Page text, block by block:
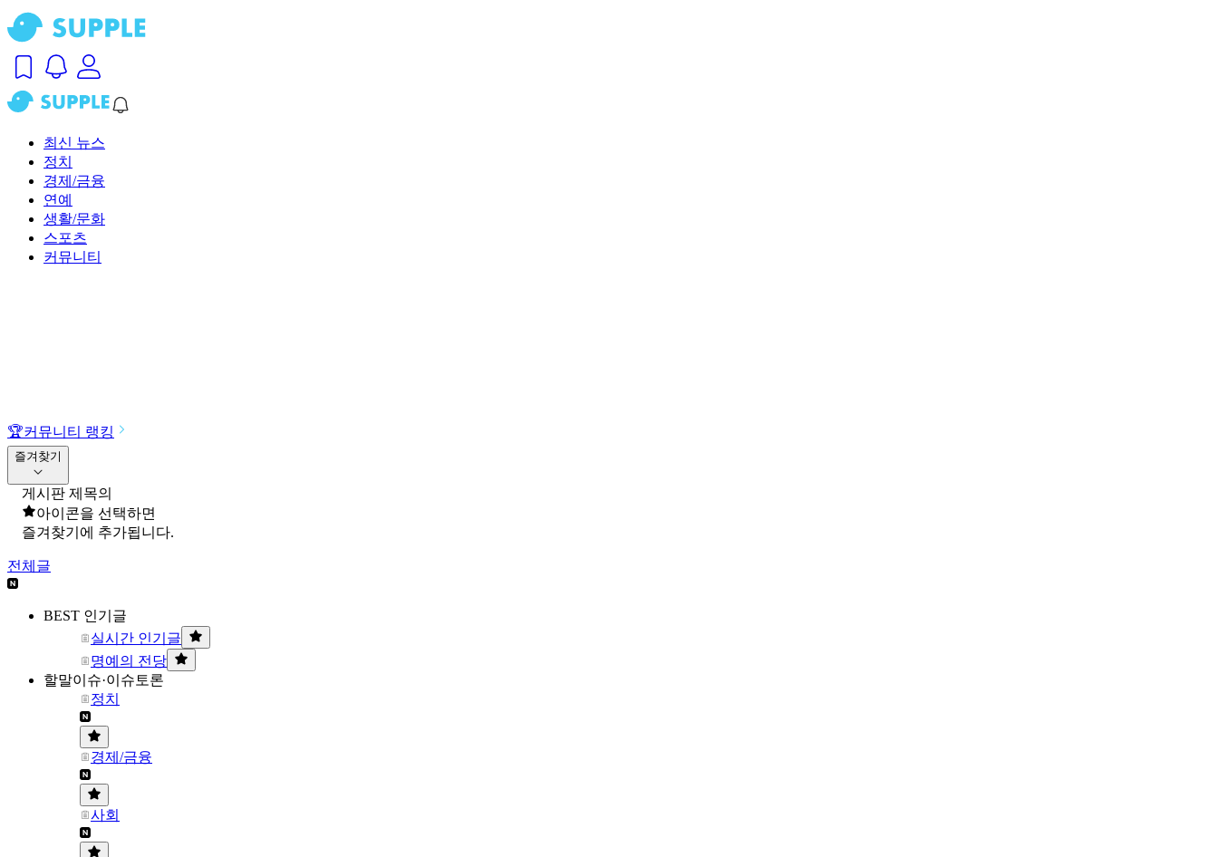
최신 뉴스
정치
경제/금융
연예
생활/문화
스포츠
커뮤니티
🏆커뮤니티 랭킹
즐겨찾기
게시판 제목의
아이콘을 선택하면
즐겨찾기에 추가됩니다.
전체글
BEST 인기글
실시간 인기글
명예의 전당
할말이슈·이슈토론
정치
경제/금융
사회